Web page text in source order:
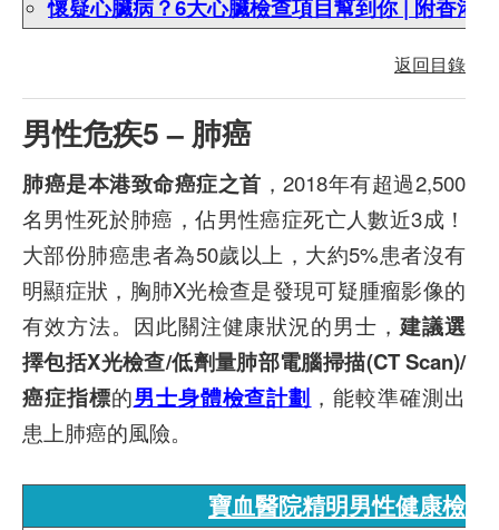
懷疑心臟病？6大心臟檢查項目幫到你 | 附香港
返回目錄
男性危疾5 – 肺癌
肺癌是本港致命癌症之首 ，2018年有超過2,500
名男性死於肺癌，佔男性癌症死亡人數近3成！
大部份肺癌患者為50歲以上，大約5%患者沒有
明顯症狀，胸肺X光檢查是發現可疑腫瘤影像的
有效方法。因此關注健康狀況的男士，建議選
擇包括X光檢查/低劑量肺部電腦掃描(CT Scan)/
癌症指標的男士身體檢查計劃 ，能較準確測出
患上肺癌的風險。
寶血醫院精明男性健康檢查